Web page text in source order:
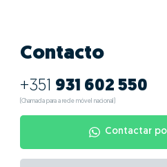
Contacto
+351 931 602 550
(Chamada para a rede móvel nacional)
Contactar